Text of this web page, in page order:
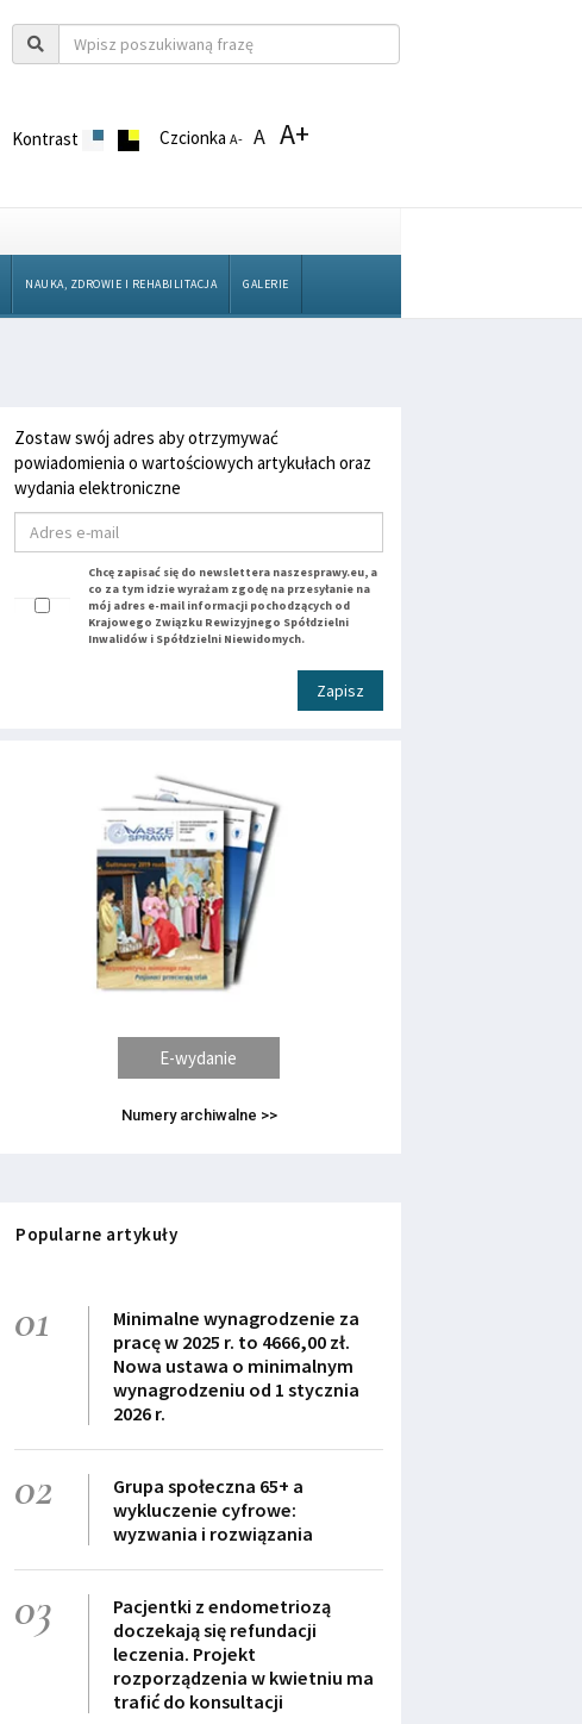
Kontrast CzcionkaA- A A+
NAUKA, ZDROWIE I REHABILITACJA GALERIE
Zostaw swój adres aby otrzymywać
powiadomienia o wartościowych artykułach oraz
wydania elektroniczne
Chcę zapisać się do newslettera naszesprawy.eu, a
co za tym idzie wyrażam zgodę na przesyłanie na
mój adres e-mail informacji pochodzących od
Krajowego Związku Rewizyjnego Spółdzielni
Inwalidów i Spółdzielni Niewidomych.
Zapisz
E-wydanie
Numery archiwalne >>
Popularne artykuły
01
Minimalne wynagrodzenie za
pracę w 2025 r. to 4666,00 zł.
Nowa ustawa o minimalnym
wynagrodzeniu od 1 stycznia
2026 r.
02
Grupa społeczna 65+ a
wykluczenie cyfrowe:
wyzwania i rozwiązania
03
Pacjentki z endometriozą
doczekają się refundacji
leczenia. Projekt
rozporządzenia w kwietniu ma
trafić do konsultacji